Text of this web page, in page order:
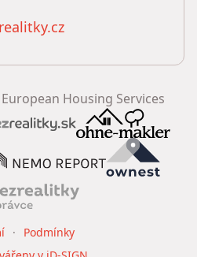
Housing Services
Podmínky